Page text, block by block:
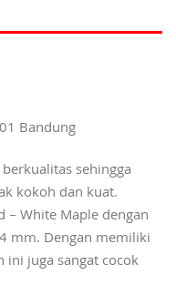
Bandung
sehingga
kokoh dan kuat.
– White Maple dengan
mm. Dengan memiliki
ini juga sangat cocok